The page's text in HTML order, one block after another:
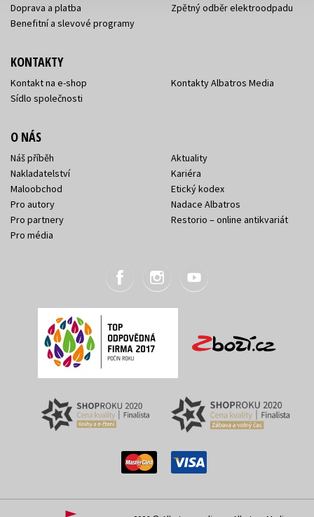
Doprava a platba
Benefitní a slevové programy
Zpětný odběr elektroodpadu
KONTAKTY
Kontakt na e-shop
Sídlo společnosti
Kontakty Albatros Media
O NÁS
Náš příběh
Nakladatelství
Maloobchod
Pro autory
Pro partnery
Pro média
Aktuality
Kariéra
Etický kodex
Nadace Albatros
Restorio – online antikvariát